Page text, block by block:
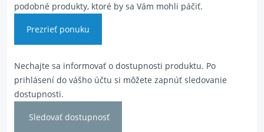
podobné produkty, ktoré by sa Vám mohli páčiť.
Prezrieť ponuku
Nechajte sa informovať o dostupnosti produktu. Po
prihlásení do vášho účtu si môžete zapnúť sledovanie
dostupnosti.
Sledovať dostupnosť